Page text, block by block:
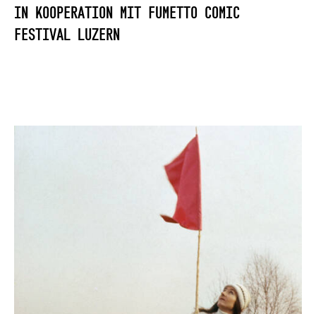
In Kooperation mit Fumetto Comic
Festival Luzern